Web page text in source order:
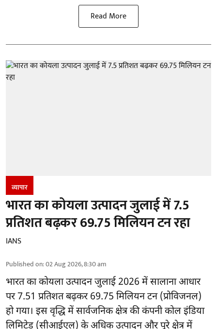
Read More
व्यापार
भारत का कोयला उत्पादन जुलाई में 7.5
प्रतिशत बढ़कर 69.75 मिलियन टन रहा
IANS
Published on:02 Aug 2026, 8:30 am
भारत काकोयलाउत्पादन जुलाई 2026 में सालाना आधार
पर 7.51 प्रतिशत बढ़कर 69.75 मिलियन टन (प्रोविजनल)
हो गया। इस वृद्धि में सार्वजनिक क्षेत्र की कंपनी कोल इंडिया
लिमिटेड (सीआईएल) के अधिक उत्पादन और पूरे क्षेत्र में